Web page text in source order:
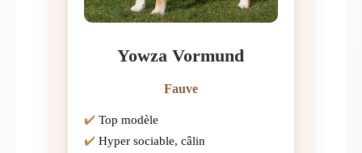
Yowza Vormund
Fauve
Top modèle
Hyper sociable, câlin